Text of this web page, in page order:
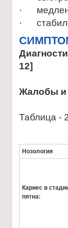
·
·
12]
Жалобы и
Таблица -
Нозология
Кариес в
пятна: